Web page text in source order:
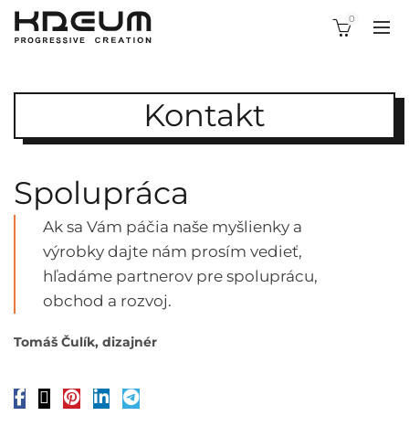
0
Kontakt
Spolupráca
Ak sa Vám páčia naše myšlienky a
výrobky dajte nám prosím vedieť,
hľadáme partnerov pre spoluprácu,
obchod a rozvoj.
Tomáš Čulík, dizajnér